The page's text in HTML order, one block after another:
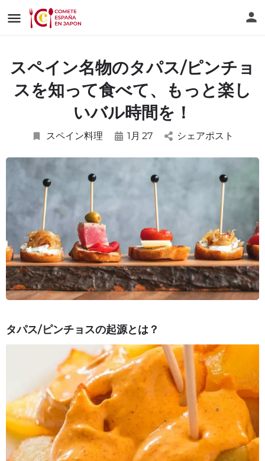
スペイン名物のタパス/ピンチョ
スを知って食べて、もっと楽し
いバル時間を！
スペイン料理 1月 27 シェアポスト
タパス/ピンチョスの起源とは？